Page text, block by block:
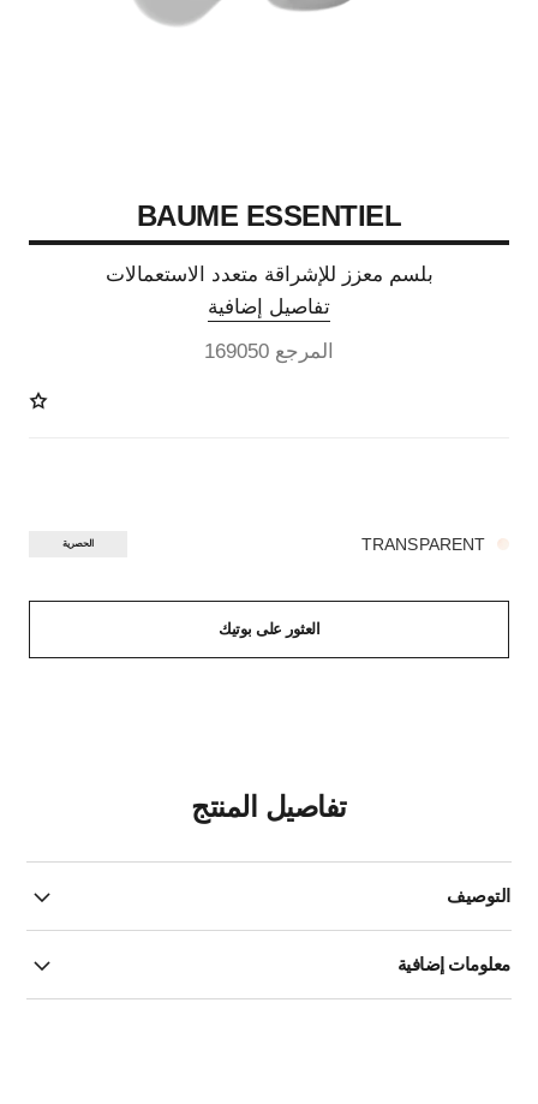
BAUME ESSENTIEL
بلسم معزز للإشراقة متعدد الاستعمالات
تفاصيل إضافية
المرجع 169050
TRANSPARENT الحصرية
العثور على بوتيك
تفاصيل المنتج
التوصيف
معلومات إضافية